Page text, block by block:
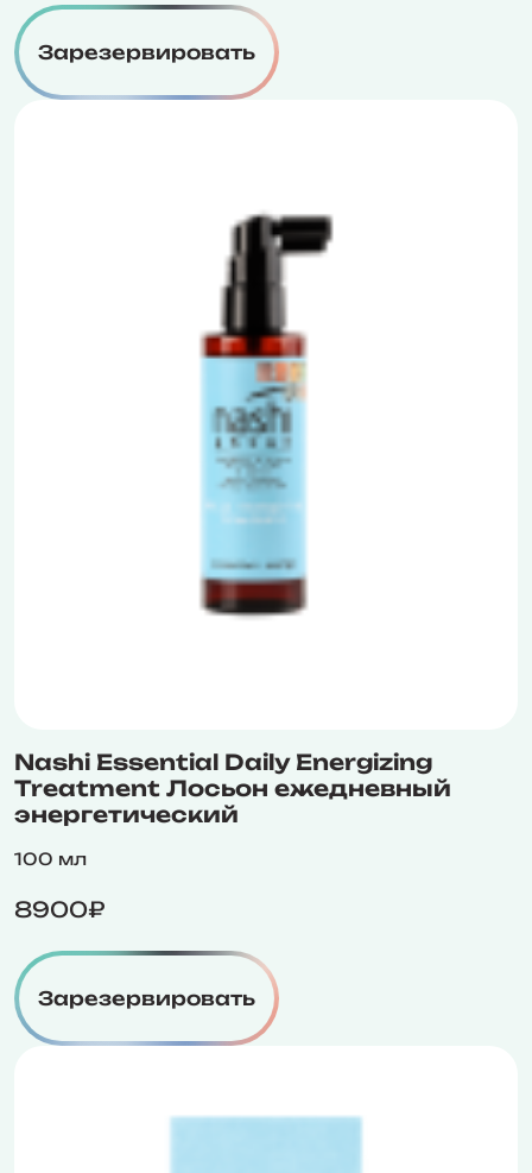
Зарезервировать
Nashi Essential Daily Energizing
Treatment Лосьон ежедневный
энергетический
100 мл
8900₽
Зарезервировать